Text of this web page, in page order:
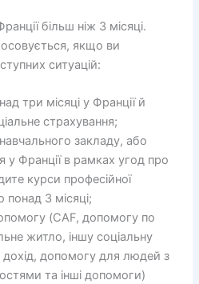
більш ніж 3 місяці.
якщо ви
ситуацій:
три місяці у Франції й
страхування;
закладу, або
у Франції в рамках угод про
курси професійної
понад 3 місяці;
(CAF, допомогу по
житло, іншу соціальну
допомогу для людей з
та інші допомоги)